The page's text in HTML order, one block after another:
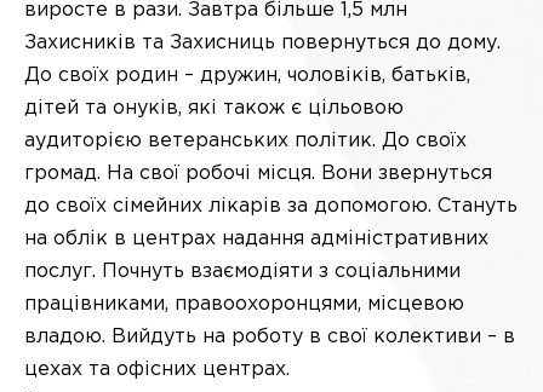
виросте в рази. Завтра більше 1,5 млн
Захисників та Захисниць повернуться до дому.
До своїх родин – дружин, чоловіків, батьків,
дітей та онуків, які також є цільовою
аудиторією ветеранських політик. До своїх
громад. На свої робочі місця. Вони звернуться
до своїх сімейних лікарів за допомогою. Стануть
на облік в центрах надання адміністративних
послуг. Почнуть взаємодіяти з соціальними
працівниками, правоохоронцями, місцевою
владою. Вийдуть на роботу в свої колективи – в
цехах та офісних центрах.